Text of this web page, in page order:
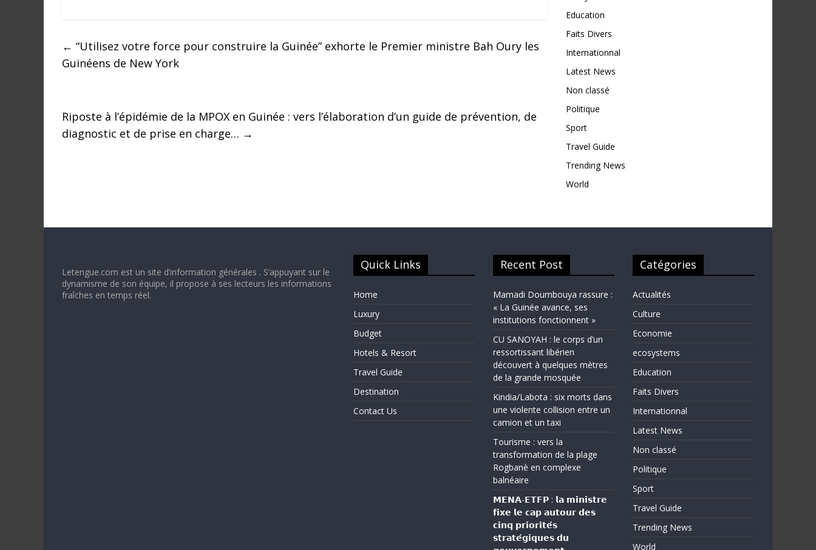
s
l
n
d
← “Utilisez votre force pour construire la Guinée” exhorte le Premier ministre Bah Oury les
Guinéens de New York
Riposte à l’épidémie de la MPOX en Guinée : vers l’élaboration d’un guide de prévention, de
diagnostic et de prise en charge… →
Education
Faits Divers
Internationnal
Latest News
Non classé
Politique
Sport
Travel Guide
Trending News
World
Letengue.com est un site d’information générales . S’appuyant sur le
dynamisme de son équipe, il propose à ses lecteurs les informations
fraîches en temps réel.
Quick Links
Home
Luxury
Budget
Hotels & Resort
Travel Guide
Destination
Contact Us
Recent Post
Mamadi Doumbouya rassure :
« La Guinée avance, ses
institutions fonctionnent »
CU SANOYAH : le corps d’un
ressortissant libérien
découvert à quelques mètres
de la grande mosquée
Kindia/Labota : six morts dans
une violente collision entre un
camion et un taxi
Tourisme : vers la
transformation de la plage
Rogbanè en complexe
balnéaire
𝗠𝗘𝗡𝗔-𝗘𝗧𝗙𝗣 : 𝗹𝗮 𝗺𝗶𝗻𝗶𝘀𝘁𝗿𝗲
𝗳𝗶𝘅𝗲 𝗹𝗲 𝗰𝗮𝗽 𝗮𝘂𝘁𝗼𝘂𝗿 𝗱𝗲𝘀
𝗰𝗶𝗻𝗾 𝗽𝗿𝗶𝗼𝗿𝗶𝘁𝗲́𝘀
𝘀𝘁𝗿𝗮𝘁𝗲́𝗴𝗶𝗾𝘂𝗲𝘀 𝗱𝘂
Catégories
Actualités
Culture
Economie
ecosystems
Education
Faits Divers
Internationnal
Latest News
Non classé
Politique
Sport
Travel Guide
Trending News
World